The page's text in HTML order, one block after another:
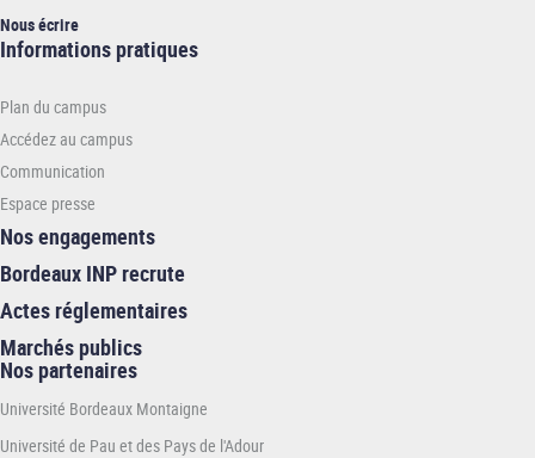
Nous écrire
Informations
ENSEIRB-
MATMECA
Informations pratiques
Plan du campus
Accédez au campus
Communication
Espace presse
Nos engagements
Bordeaux INP recrute
Actes réglementaires
Marchés publics
Nos partenaires
Université Bordeaux Montaigne
Université de Pau et des Pays de l'Adour